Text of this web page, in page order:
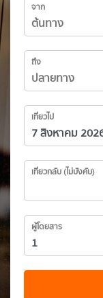
จาก
ถึง
เที่ยวไป
เที่ยวกลับ (ไม่บังคับ)
ผู้โดยสาร